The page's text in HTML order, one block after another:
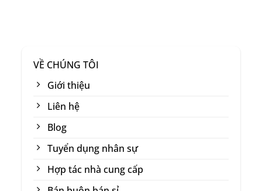
VỀ CHÚNG TÔI
Giới thiệu
Liên hệ
Blog
Tuyển dụng nhân sự
Hợp tác nhà cung cấp